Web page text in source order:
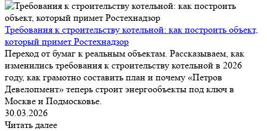
Требования к строительству котельной: как построить объект,
который примет Ростехнадзор
Переход от бумаг к реальным объектам. Рассказываем, как
изменились требования к строительству котельной в 2026
году, как грамотно составить план и почему «Петров
Девелопмент» теперь строит энергообъекты под ключ в
Москве и Подмосковье.
30.03.2026
Читать далее